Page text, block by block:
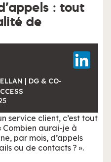
: tout
de
| DG & CO-
service client, c’est tout
Combien aurai-je à
par mois, d’appels
ou de contacts ? ».